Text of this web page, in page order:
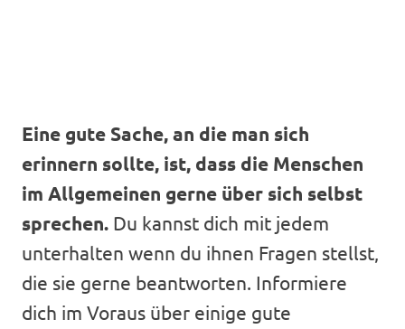
Eine gute Sache, an die man sich
erinnern sollte, ist, dass die Menschen
im Allgemeinen gerne über sich selbst
sprechen. Du kannst dich mit jedem
unterhalten wenn du ihnen Fragen stellst,
die sie gerne beantworten. Informiere
dich im Voraus über einige gute